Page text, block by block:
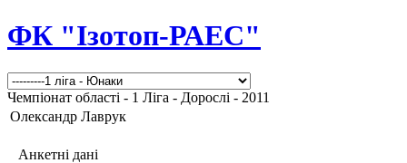
ФК "Ізотоп-РАЕС"
Чемпіонат області - 1 Ліга - Дорослі - 2011
Олександр Лаврук
Анкетні дані